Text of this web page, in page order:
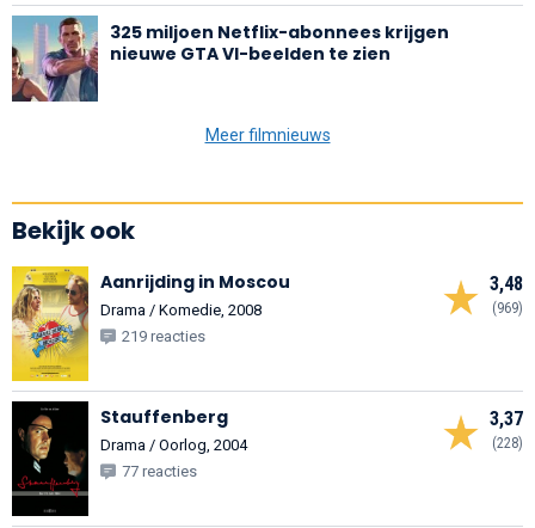
325 miljoen Netflix-abonnees krijgen
nieuwe GTA VI-beelden te zien
Meer filmnieuws
Bekijk ook
3,48
(969)
Aanrijding in Moscou
Drama / Komedie, 2008
219 reacties
3,37
(228)
Stauffenberg
Drama / Oorlog, 2004
77 reacties